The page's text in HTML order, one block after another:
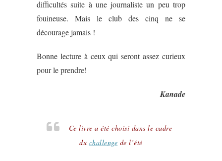
difficultés suite à une journaliste un peu trop
fouineuse. Mais le club des cinq ne se
décourage jamais !
Bonne lecture à ceux qui seront assez curieux
pour le prendre!
Kanade
Ce livre a été choisi dans le cadre
du challenge de l’été